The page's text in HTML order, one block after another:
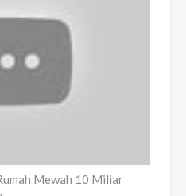
Mewah 10 Miliar